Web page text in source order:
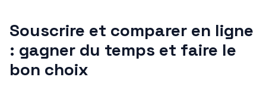
Souscrire et comparer en ligne
: gagner du temps et faire le
bon choix